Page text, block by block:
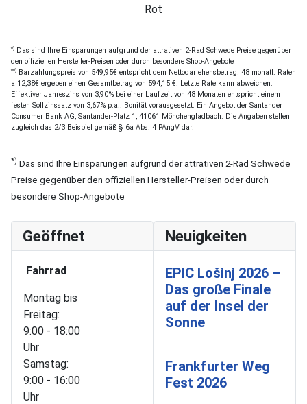
Rot
*) Das sind Ihre Einsparungen aufgrund der attrativen 2-Rad Schwede Preise gegenüber
den offiziellen Hersteller-Preisen oder durch besondere Shop-Angebote
**) Barzahlungspreis von 549,95€ entspricht dem Nettodarlehensbetrag; 48 monatl. Raten
a 12,38€ ergeben einen Gesamtbetrag von 594,15 €. Letzte Rate kann abweichen.
Effektiver Jahreszins von 3,90% bei einer Laufzeit von 48 Monaten entspricht einem
festen Sollzinssatz von 3,67% p.a.. Bonität vorausgesetzt. Ein Angebot der Santander
Consumer Bank AG, Santander-Platz 1, 41061 Mönchengladbach. Die Angaben stellen
zugleich das 2/3 Beispiel gemäß § 6a Abs. 4 PAngV dar.
*) Das sind Ihre Einsparungen aufgrund der attrativen 2-Rad Schwede
Preise gegenüber den offiziellen Hersteller-Preisen oder durch
besondere Shop-Angebote
Geöffnet
Fahrrad
Montag bis
Freitag:
9:00 - 18:00
Uhr
Samstag:
9:00 - 16:00
Uhr
Neuigkeiten
EPIC Lošinj 2026 –
Das große Finale
auf der Insel der
Sonne
Frankfurter Weg
Fest 2026